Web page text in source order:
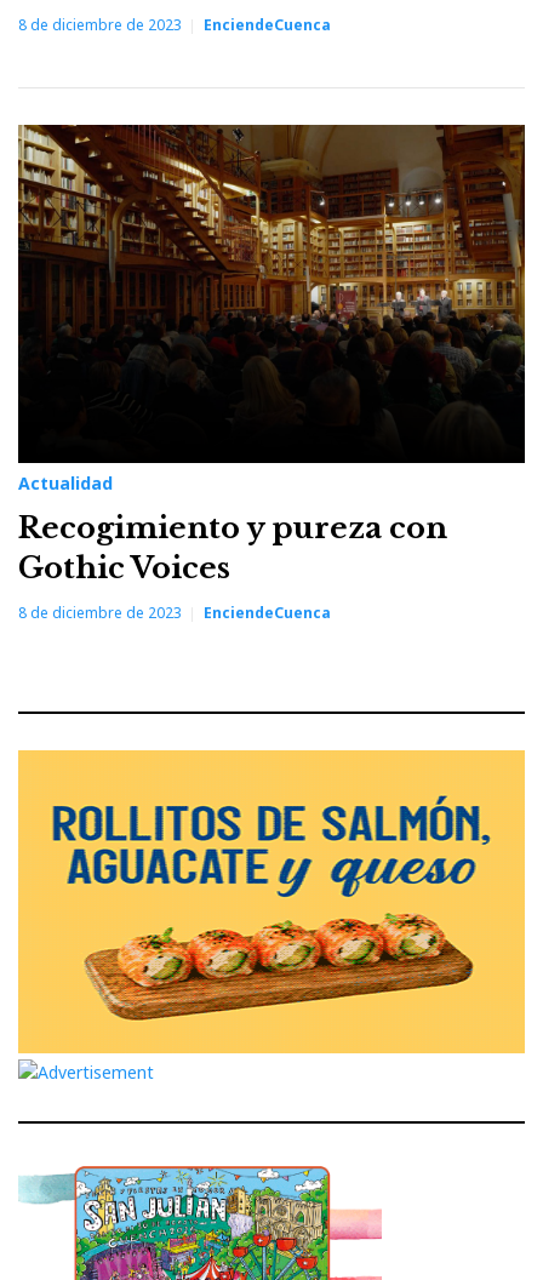
8 de diciembre de 2023 EnciendeCuenca
Actualidad
Recogimiento y pureza con
Gothic Voices
8 de diciembre de 2023 EnciendeCuenca